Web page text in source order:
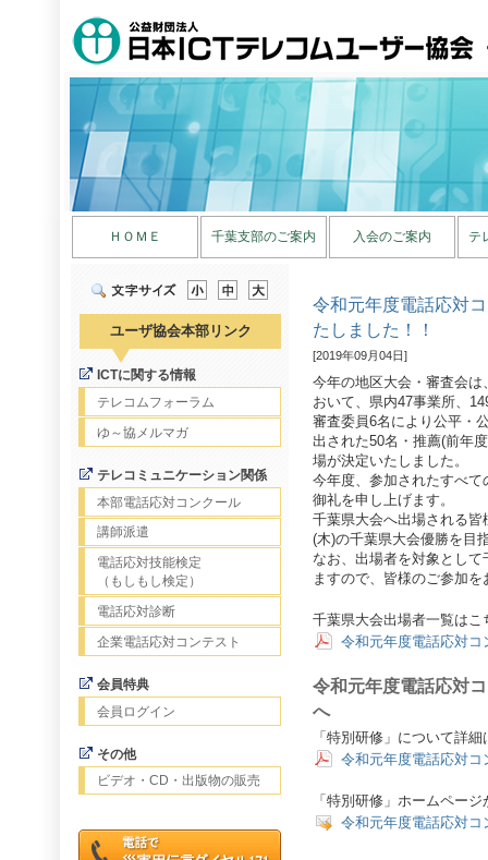
ＨＯＭＥ 千葉支部のご案内 入会のご案内 テ
ユーザ協会本部リンク
ICTに関する情報
テレコムフォーラム
ゆ～協メルマガ
テレコミュニケーション関係
本部電話応対コンクール
講師派遣
電話応対技能検定
（もしもし検定）
電話応対診断
企業電話応対コンテスト
会員特典
会員ログイン
その他
ビデオ・CD・出版物の販売
令和元年度電話応対
たしました！！
[2019年09月04日]
今年の地区大会・審査会
おいて、県内47事業所、
審査委員6名により公平・
出された50名・推薦(前年
場が決定いたしました。
今年度、参加されたすべ
御礼を申し上げます。
千葉県大会へ出場される
(木)の千葉県大会優勝を目
なお、出場者を対象とし
ますので、皆様のご参加
千葉県大会出場者一覧はこ
令和元年度電話応対
令和元年度電話応対
へ
「特別研修」について詳
令和元年度電話応対
「特別研修」ホームペー
令和元年度電話応対